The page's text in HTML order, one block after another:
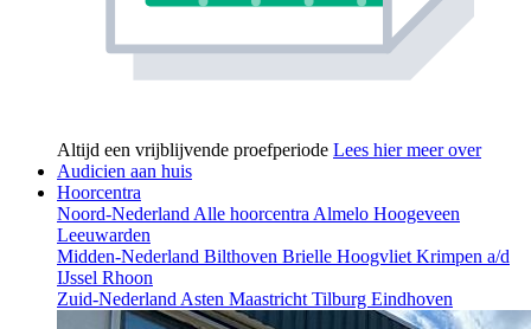
Altijd een vrijblijvende proefperiode Lees hier meer over
Audicien aan huis
Hoorcentra
Noord-NederlandAlle hoorcentraAlmelo Hoogeveen
Leeuwarden
Midden-Nederland Bilthoven Brielle HoogvlietKrimpen a/d
IJssel Rhoon
Zuid-NederlandAsten MaastrichtTilburg Eindhoven